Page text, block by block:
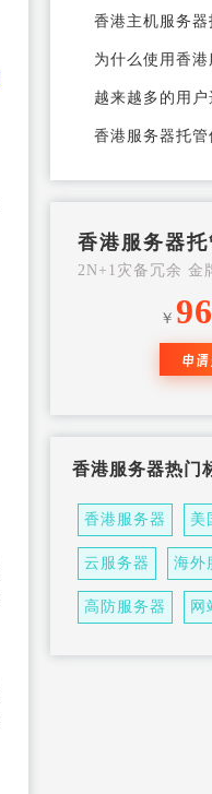
荷兰服务器
香港主机服务器
为什么使用香
越来越多的用
务器开始托管服
香港服务器托
香港服务器托
么？国外服务器托管
找不到优质香
务器？这里有一
香港服务器托管
意哪些问题
托管香港服务
团队都扮演了什
托管香港服务器
年，怎么选择机房
香港服务器托管
的机房更放心
托管香港服务器
的基础设施有多
托管服务器要选
机房比较好
香港服务器托
2N+1灾备冗余 金
￥
申
香港服务器热门
香港服务器 美
云服务器 海外
高防服务器 网